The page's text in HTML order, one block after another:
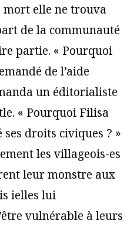
mort elle ne trouva
de la communauté
partie. « Pourquoi
de l’aide
un éditorialiste
« Pourquoi Filisa
ses droits civiques ? »
les villageois-es
leur monstre aux
ielles lui
vulnérable à leurs